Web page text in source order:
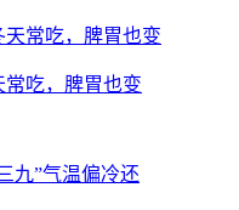
吃，脾胃也变